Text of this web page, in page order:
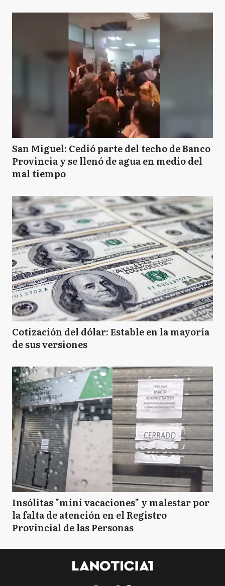
San Miguel: Cedió parte del techo de Banco
Provincia y se llenó de agua en medio del
mal tiempo
Cotización del dólar: Estable en la mayoría
de sus versiones
Insólitas "mini vacaciones" y malestar por
la falta de atención en el Registro
Provincial de las Personas